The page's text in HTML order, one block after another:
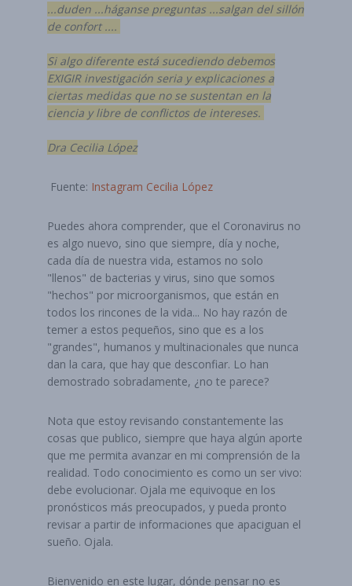
...duden ...háganse preguntas ...salgan del sillón
de confort ....
Si algo diferente está sucediendo debemos
EXIGIR investigación seria y explicaciones a
ciertas medidas que no se sustentan en la
ciencia y libre de conflictos de intereses.
Dra Cecilia López
Fuente: Instagram Cecilia López
Puedes ahora comprender, que el Coronavirus no
es algo nuevo, sino que siempre, día y noche,
cada día de nuestra vida, estamos no solo
"llenos" de bacterias y virus, sino que somos
"hechos" por microorganismos, que están en
todos los rincones de la vida... No hay razón de
temer a estos pequeños, sino que es a los
"grandes", humanos y multinacionales que nunca
dan la cara, que hay que desconfiar. Lo han
demostrado sobradamente, ¿no te parece?
Nota que estoy revisando constantemente las
cosas que publico, siempre que haya algún aporte
que me permita avanzar en mi comprensión de la
realidad. Todo conocimiento es como un ser vivo:
debe evolucionar. Ojala me equivoque en los
pronósticos más preocupados, y pueda pronto
revisar a partir de informaciones que apaciguan el
sueño. Ojala.
Bienvenido en este lugar, dónde pensar no es